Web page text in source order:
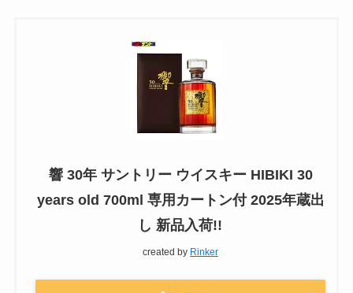
響 30年 サントリー ウイスキー HIBIKI 30
years old 700ml 専用カートン付 2025年蔵出
し 新品入荷!!
created by Rinker